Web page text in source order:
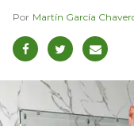
Martín García